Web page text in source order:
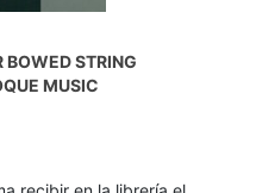
BOWED STRING
MUSIC